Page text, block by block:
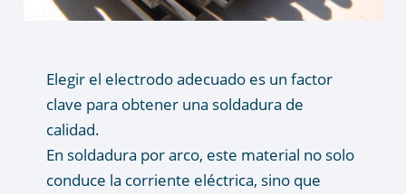
Elegir el electrodo adecuado es un factor
clave para obtener una soldadura de
calidad.
En soldadura por arco, este material no solo
conduce la corriente eléctrica, sino que